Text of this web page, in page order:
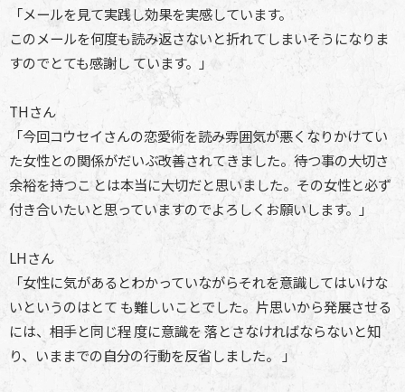
「メールを見て実践し効果を実感しています。
このメールを何度も読み返さないと折れてしまいそうになりま
すのでとても感謝し ています。」
THさん
「今回コウセイさんの恋愛術を読み雰囲気が悪くなりかけてい
た女性との関係がだいぶ改善されてきました。待つ事の大切さ
余裕を持つこ とは本当に大切だと思いました。その女性と必ず
付き合いたいと思っていますのでよろしくお願いします。」
LHさん
「女性に気があるとわかっていながらそれを意識してはいけな
いというのはとて も難しいことでした。片思いから発展させる
には、相手と同じ程 度に意識を 落とさなければならないと知
り、いままでの自分の行動を反省しました。 」